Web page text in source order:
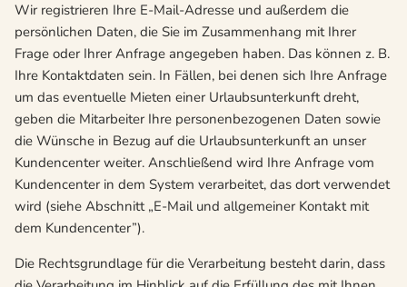
Wir registrieren Ihre E-Mail-Adresse und außerdem die
persönlichen Daten, die Sie im Zusammenhang mit Ihrer
Frage oder Ihrer Anfrage angegeben haben. Das können z. B.
Ihre Kontaktdaten sein. In Fällen, bei denen sich Ihre Anfrage
um das eventuelle Mieten einer Urlaubsunterkunft dreht,
geben die Mitarbeiter Ihre personenbezogenen Daten sowie
die Wünsche in Bezug auf die Urlaubsunterkunft an unser
Kundencenter weiter. Anschließend wird Ihre Anfrage vom
Kundencenter in dem System verarbeitet, das dort verwendet
wird (siehe Abschnitt „E-Mail und allgemeiner Kontakt mit
dem Kundencenter”).
Die Rechtsgrundlage für die Verarbeitung besteht darin, dass